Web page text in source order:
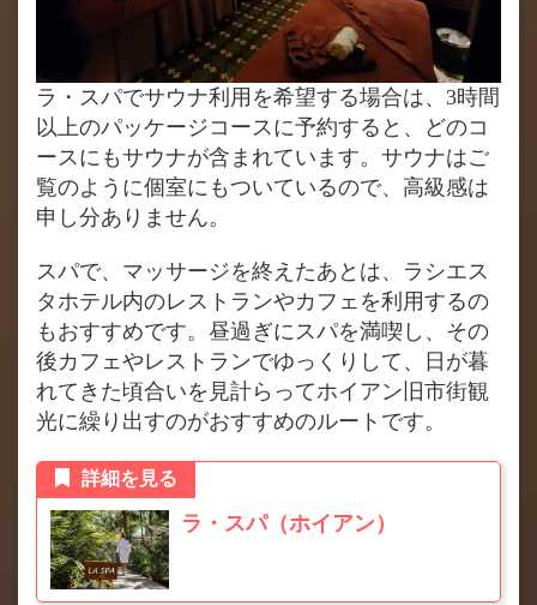
ラ・スパでサウナ利用を希望する場合は、3時間
以上のパッケージコースに予約すると、どのコ
ースにもサウナが含まれています。サウナはご
覧のように個室にもついているので、高級感は
申し分ありません。
スパで、マッサージを終えたあとは、ラシエス
タホテル内のレストランやカフェを利用するの
もおすすめです。昼過ぎにスパを満喫し、その
後カフェやレストランでゆっくりして、日が暮
れてきた頃合いを見計らってホイアン旧市街観
光に繰り出すのがおすすめのルートです。
ラ・スパ（ホイアン）
詳細を見る